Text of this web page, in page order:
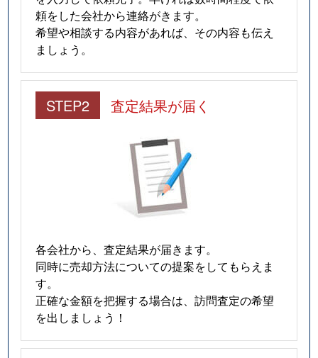
頼をした会社から連絡がきます。
希望や相談する内容があれば、その内容も伝え
ましょう。
STEP2 査定結果が届く
各会社から、査定結果が届きます。
同時に売却方法についての提案をしてもらえま
す。
正確な金額を把握する場合は、訪問査定の希望
を出しましょう！